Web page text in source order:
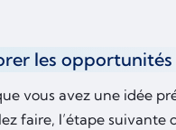
les
vous avez une idée
faire, l’étape suivante